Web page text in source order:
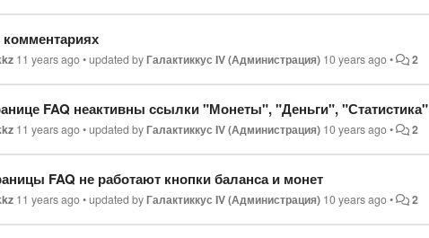
комментариях
11 years ago•updated byГалактиккус IV (Администрация) 10 years ago• 2
FAQ неактивны ссылки "Монеты", "Деньги", "Статистика"
11 years ago•updated byГалактиккус IV (Администрация) 10 years ago• 2
FAQ не работают кнопки баланса и монет
11 years ago•updated byГалактиккус IV (Администрация) 10 years ago• 2